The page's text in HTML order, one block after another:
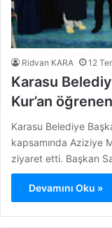
Ridvan KARA 12
Karasu
Kur’an
Karasu Belediye
kapsamında Aziziye
ziyaret etti. Başkan
Devamını Oku »